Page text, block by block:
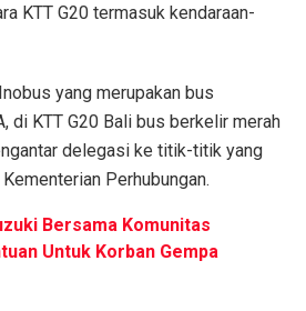
KTT G20 termasuk kendaraan-
yang merupakan bus
di KTT G20 Bali bus berkelir merah
delegasi ke titik-titik yang
Perhubungan.
Bersama Komunitas
Untuk Korban Gempa